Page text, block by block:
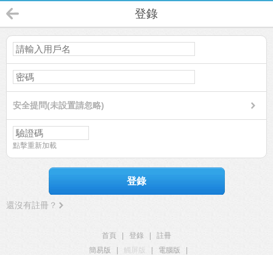
登錄
安全提問(未設置請忽略)
點擊重新加載
登錄
還沒有註冊？
首頁 登錄
註冊
簡易版
觸屏版 電腦版